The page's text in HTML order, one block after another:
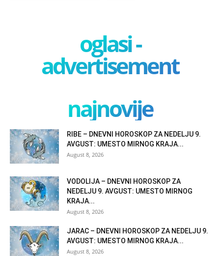
oglasi -
advertisement
najnovije
RIBE – DNEVNI HOROSKOP ZA NEDELJU 9.
AVGUST: UMESTO MIRNOG KRAJA...
August 8, 2026
VODOLIJA – DNEVNI HOROSKOP ZA
NEDELJU 9. AVGUST: UMESTO MIRNOG
KRAJA...
August 8, 2026
JARAC – DNEVNI HOROSKOP ZA NEDELJU 9.
AVGUST: UMESTO MIRNOG KRAJA...
August 8, 2026